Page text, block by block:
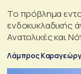
Το πρόβλημα
ενδοκυκλαδικής
Ανατολικές και
Λάμπρος